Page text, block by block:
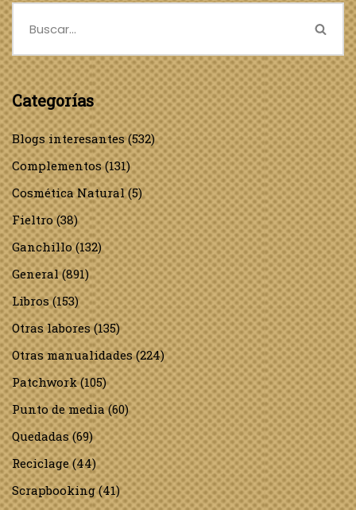
Categorías
Blogs interesantes(532)
Complementos(131)
Cosmética Natural(5)
Fieltro(38)
Ganchillo(132)
General(891)
Libros(153)
Otras labores(135)
Otras manualidades(224)
Patchwork(105)
Punto de media(60)
Quedadas(69)
Reciclage(44)
Scrapbooking(41)